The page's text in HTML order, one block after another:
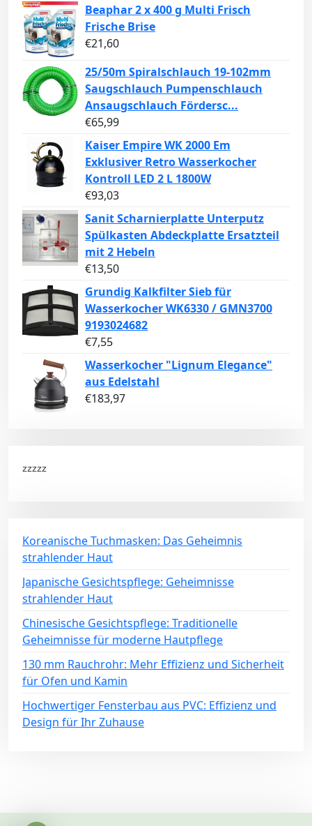
Beaphar 2 x 400 g Multi Frisch
Frische Brise
€21,60
25/50m Spiralschlauch 19-102mm
Saugschlauch Pumpenschlauch
Ansaugschlauch Fördersc...
€65,99
Kaiser Empire WK 2000 Em
Exklusiver Retro Wasserkocher
Kontroll LED 2 L 1800W
€93,03
Sanit Scharnierplatte Unterputz
Spülkasten Abdeckplatte Ersatzteil
mit 2 Hebeln
€13,50
Grundig Kalkfilter Sieb für
Wasserkocher WK6330 / GMN3700
9193024682
€7,55
Wasserkocher "Lignum Elegance"
aus Edelstahl
€183,97
zzzzz
Koreanische Tuchmasken: Das Geheimnis
strahlender Haut
Japanische Gesichtspflege: Geheimnisse
strahlender Haut
Chinesische Gesichtspflege: Traditionelle
Geheimnisse für moderne Hautpflege
130 mm Rauchrohr: Mehr Effizienz und Sicherheit
für Ofen und Kamin
Hochwertiger Fensterbau aus PVC: Effizienz und
Design für Ihr Zuhause